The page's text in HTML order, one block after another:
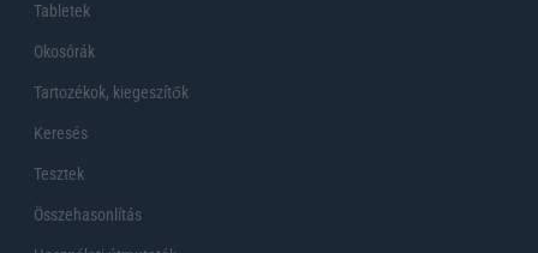
Tabletek
Okosórák
Tartozékok, kiegeszítők
Keresés
Tesztek
Összehasonlítás